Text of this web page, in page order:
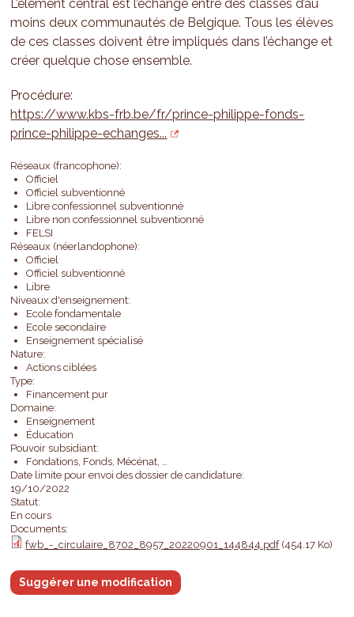
L’élément central est l’échange entre des classes d’au
moins deux communautés de Belgique. Tous les élèves
de ces classes doivent être impliqués dans l’échange et
créer quelque chose ensemble.
Procédure:
https://www.kbs-frb.be/fr/prince-philippe-fonds-
prince-philippe-echanges...
Réseaux (francophone):
Officiel
Officiel subventionné
Libre confessionnel subventionné
Libre non confessionnel subventionné
FELSI
Réseaux (néerlandophone):
Officiel
Officiel subventionné
Libre
Niveaux d'enseignement:
Ecole fondamentale
Ecole secondaire
Enseignement spécialisé
Nature:
Actions ciblées
Type:
Financement pur
Domaine:
Enseignement
Éducation
Pouvoir subsidiant:
Fondations, Fonds, Mécénat, …
Date limite pour envoi des dossier de candidature:
19/10/2022
Statut:
En cours
Documents:
fwb_-_circulaire_8702_8957_20220901_144844.pdf (454.17 Ko)
Suggérer une modification